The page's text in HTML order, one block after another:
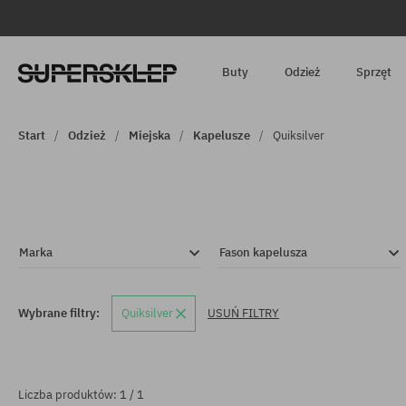
Buty Odzież Sprzęt
Start Odzież Miejska Kapelusze Quiksilver
Marka Fason kapelusza
Wybrane filtry: Quiksilver USUŃ FILTRY
Liczba produktów: 1 / 1